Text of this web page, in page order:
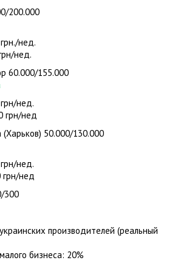
200.000
нед.
нед.
60.000/155.000
нед.
грн/нед
50.000/130.000
нед.
грн/нед
300
производителей (реальный
бизнеса: 20%